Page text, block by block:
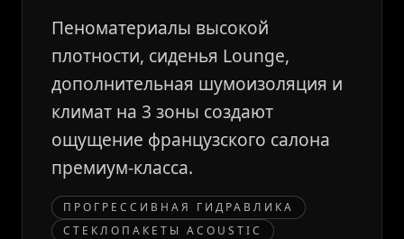
Пеноматериалы высокой
плотности, сиденья Lounge,
дополнительная шумоизоляция и
климат на 3 зоны создают
ощущение французского салона
премиум-класса.
ПРОГРЕССИВНАЯ ГИДРАВЛИКА
СТЕКЛОПАКЕТЫ ACOUSTIC